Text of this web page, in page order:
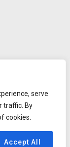
serve
traffic. By
cookies.
Accept All